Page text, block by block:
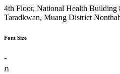
4th Floor, National Health Building
Taradkwan, Muang District
Font Size
-
ก